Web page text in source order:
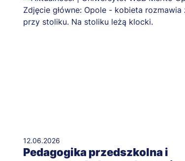
12.06.2026
Pedagogika przedszkolna i